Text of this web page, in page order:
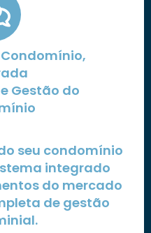
Gestão do
seu condomínio
integrado
do mercado
de gestão